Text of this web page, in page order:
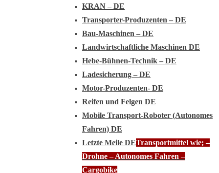
KRAN – DE
Transporter-Produzenten – DE
Bau-Maschinen – DE
Landwirtschaftliche Maschinen DE
Hebe-Bühnen-Technik – DE
Ladesicherung – DE
Motor-Produzenten- DE
Reifen und Felgen DE
Mobile Transport-Roboter (Autonomes
Fahren) DE
Letzte Meile DETransportmittel wie; –
Drohne – Autonomes Fahren –
Cargobike